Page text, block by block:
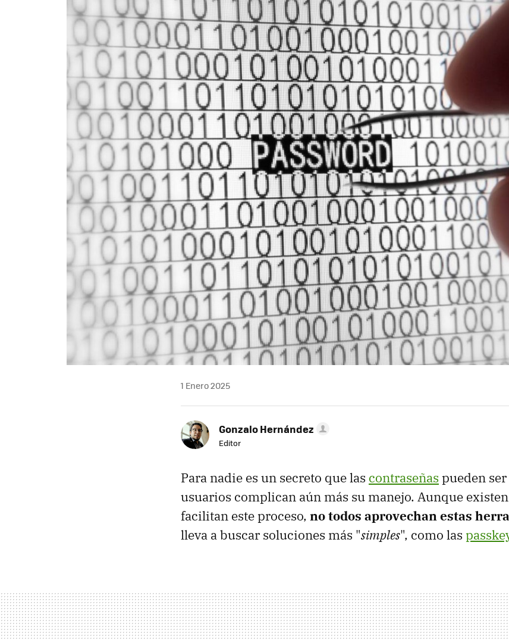
1 Enero 2025
Gonzalo Hernández
Editor
Para nadie es un secreto que las contraseñas pueden
usuarios complican aún más su manejo. Aunque
facilitan este proceso, no todos aprovechan estas
lleva a buscar soluciones más "simples", como las